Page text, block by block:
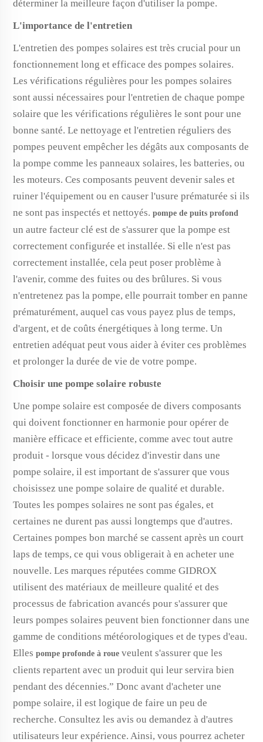
déterminer la meilleure façon d'utiliser la pompe.
L'importance de l'entretien
L'entretien des pompes solaires est très crucial pour un
fonctionnement long et efficace des pompes solaires.
Les vérifications régulières pour les pompes solaires
sont aussi nécessaires pour l'entretien de chaque pompe
solaire que les vérifications régulières le sont pour une
bonne santé. Le nettoyage et l'entretien réguliers des
pompes peuvent empêcher les dégâts aux composants de
la pompe comme les panneaux solaires, les batteries, ou
les moteurs. Ces composants peuvent devenir sales et
ruiner l'équipement ou en causer l'usure prématurée si ils
ne sont pas inspectés et nettoyés. pompe de puits profond
un autre facteur clé est de s'assurer que la pompe est
correctement configurée et installée. Si elle n'est pas
correctement installée, cela peut poser problème à
l'avenir, comme des fuites ou des brûlures. Si vous
n'entretenez pas la pompe, elle pourrait tomber en panne
prématurément, auquel cas vous payez plus de temps,
d'argent, et de coûts énergétiques à long terme. Un
entretien adéquat peut vous aider à éviter ces problèmes
et prolonger la durée de vie de votre pompe.
Choisir une pompe solaire robuste
Une pompe solaire est composée de divers composants
qui doivent fonctionner en harmonie pour opérer de
manière efficace et efficiente, comme avec tout autre
produit - lorsque vous décidez d'investir dans une
pompe solaire, il est important de s'assurer que vous
choisissez une pompe solaire de qualité et durable.
Toutes les pompes solaires ne sont pas égales, et
certaines ne durent pas aussi longtemps que d'autres.
Certaines pompes bon marché se cassent après un court
laps de temps, ce qui vous obligerait à en acheter une
nouvelle. Les marques réputées comme GIDROX
utilisent des matériaux de meilleure qualité et des
processus de fabrication avancés pour s'assurer que
leurs pompes solaires peuvent bien fonctionner dans une
gamme de conditions météorologiques et de types d'eau.
Elles pompe profonde à roue veulent s'assurer que les
clients repartent avec un produit qui leur servira bien
pendant des décennies.” Donc avant d'acheter une
pompe solaire, il est logique de faire un peu de
recherche. Consultez les avis ou demandez à d'autres
utilisateurs leur expérience. Ainsi, vous pourrez acheter